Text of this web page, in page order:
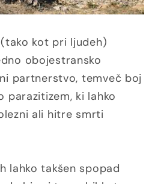
kot pri ljudeh)
obojestransko
partnerstvo, temveč boj
parazitizem, ki lahko
ali hitre smrti
lahko takšen spopad